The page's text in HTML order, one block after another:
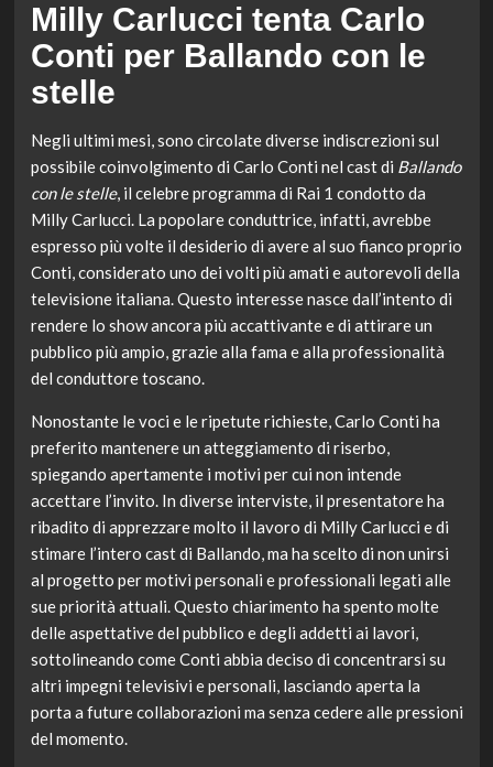
Milly Carlucci tenta Carlo
Conti per Ballando con le
stelle
Negli ultimi mesi, sono circolate diverse indiscrezioni sul
possibile coinvolgimento di Carlo Conti nel cast di Ballando
con le stelle, il celebre programma di Rai 1 condotto da
Milly Carlucci. La popolare conduttrice, infatti, avrebbe
espresso più volte il desiderio di avere al suo fianco proprio
Conti, considerato uno dei volti più amati e autorevoli della
televisione italiana. Questo interesse nasce dall’intento di
rendere lo show ancora più accattivante e di attirare un
pubblico più ampio, grazie alla fama e alla professionalità
del conduttore toscano.
Nonostante le voci e le ripetute richieste, Carlo Conti ha
preferito mantenere un atteggiamento di riserbo,
spiegando apertamente i motivi per cui non intende
accettare l’invito. In diverse interviste, il presentatore ha
ribadito di apprezzare molto il lavoro di Milly Carlucci e di
stimare l’intero cast di Ballando, ma ha scelto di non unirsi
al progetto per motivi personali e professionali legati alle
sue priorità attuali. Questo chiarimento ha spento molte
delle aspettative del pubblico e degli addetti ai lavori,
sottolineando come Conti abbia deciso di concentrarsi su
altri impegni televisivi e personali, lasciando aperta la
porta a future collaborazioni ma senza cedere alle pressioni
del momento.